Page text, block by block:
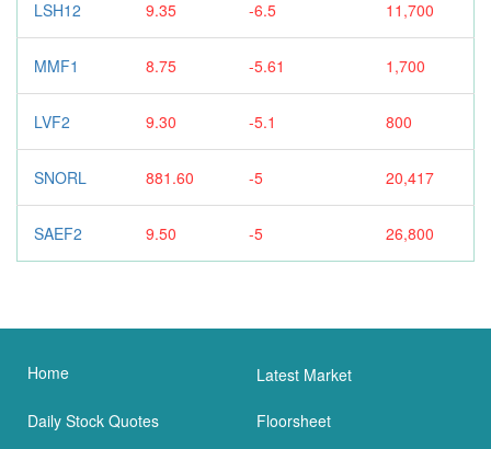
LSH12 9.35 -6.5 11,700
MMF1 8.75 -5.61 1,700
LVF2 9.30 -5.1 800
SNORL 881.60 -5 20,417
SAEF2 9.50 -5 26,800
Home Latest Market
Daily Stock Quotes Floorsheet